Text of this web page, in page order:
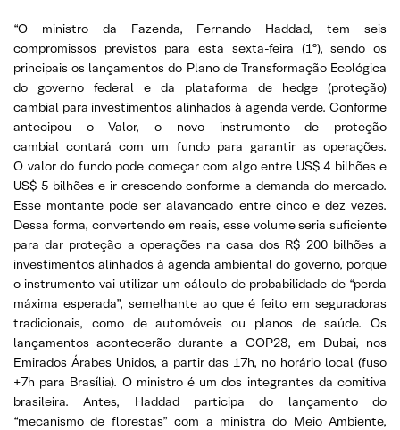
“O ministro da Fazenda, Fernando Haddad, tem seis
compromissos previstos para esta sexta-feira (1º), sendo os
principais os lançamentos do Plano de Transformação Ecológica
do governo federal e da plataforma de hedge (proteção)
cambial para investimentos alinhados à agenda verde. Conforme
antecipou o Valor, o novo instrumento de proteção
cambial contará com um fundo para garantir as operações.
O valor do fundo pode começar com algo entre US$ 4 bilhões e
US$ 5 bilhões e ir crescendo conforme a demanda do mercado.
Esse montante pode ser alavancado entre cinco e dez vezes.
Dessa forma, convertendo em reais, esse volume seria suficiente
para dar proteção a operações na casa dos R$ 200 bilhões a
investimentos alinhados à agenda ambiental do governo, porque
o instrumento vai utilizar um cálculo de probabilidade de “perda
máxima esperada”, semelhante ao que é feito em seguradoras
tradicionais, como de automóveis ou planos de saúde. Os
lançamentos acontecerão durante a COP28, em Dubai, nos
Emirados Árabes Unidos, a partir das 17h, no horário local (fuso
+7h para Brasília). O ministro é um dos integrantes da comitiva
brasileira. Antes, Haddad participa do lançamento do
“mecanismo de florestas” com a ministra do Meio Ambiente,